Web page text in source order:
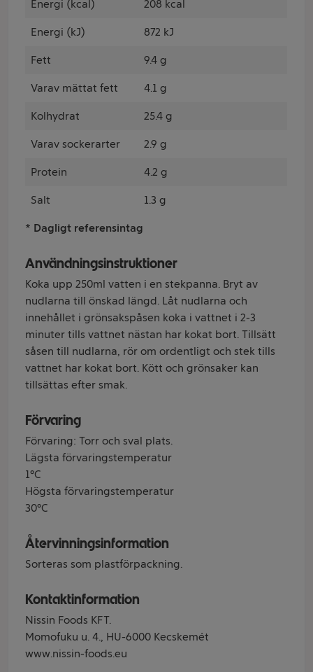
Energi (kcal) 208 kcal
Energi (kJ) 872 kJ
Fett 9.4 g
Varav mättat fett 4.1 g
Kolhydrat 25.4 g
Varav sockerarter 2.9 g
Protein 4.2 g
Salt 1.3 g
* Dagligt referensintag
Användningsinstruktioner
Koka upp 250ml vatten i en stekpanna. Bryt av
nudlarna till önskad längd. Låt nudlarna och
innehållet i grönsakspåsen koka i vattnet i 2-3
minuter tills vattnet nästan har kokat bort. Tillsätt
såsen till nudlarna, rör om ordentligt och stek tills
vattnet har kokat bort. Kött och grönsaker kan
tillsättas efter smak.
Förvaring
Förvaring: Torr och sval plats.
Lägsta förvaringstemperatur
1°C
Högsta förvaringstemperatur
30°C
Återvinningsinformation
Sorteras som plastförpackning.
Kontaktinformation
Nissin Foods KFT.
Momofuku u. 4., HU-6000 Kecskemét
www.nissin-foods.eu